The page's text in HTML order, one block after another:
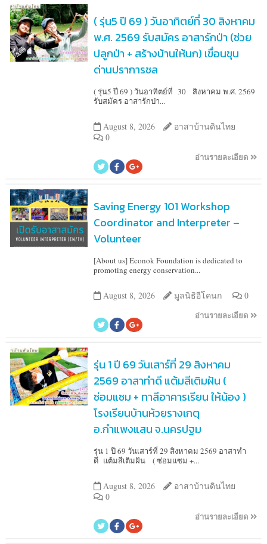
( รุ่น5 ปี 69 ) วันอาทิตย์ที่ 30 สิงหาคม
พ.ศ. 2569 รับสมัคร อาสารักป่า (ช่วย
ปลูกป่า + สร้างบ้านให้นก) เขื่อนขุน
ด่านปราการชล
( รุ่น5 ปี 69 ) วันอาทิตย์ที่ 30 สิงหาคม พ.ศ. 2569
รับสมัคร อาสารักป่า...
August 8, 2026 อาสาบ้านดินไทย
0
อ่านรายละเอียด
Saving Energy 101 Workshop
Coordinator and Interpreter –
Volunteer
[About us] Econok Foundation is dedicated to
promoting energy conservation...
August 8, 2026 มูลนิธิอีโคนก 0
อ่านรายละเอียด
รุ่น 1 ปี 69 วันเสาร์ที่ 29 สิงหาคม
2569 อาสาทำดี แต้มสีเติมฝัน (
ซ่อมแซม + ทาสีอาคารเรียน ให้น้อง )
โรงเรียนบ้านห้วยรางเกตุ
อ.กำแพงแสน จ.นครปฐม
รุ่น 1 ปี 69 วันเสาร์ที่ 29 สิงหาคม 2569 อาสาทำ
ดี แต้มสีเติมฝัน ( ซ่อมแซม +...
August 8, 2026 อาสาบ้านดินไทย
0
อ่านรายละเอียด